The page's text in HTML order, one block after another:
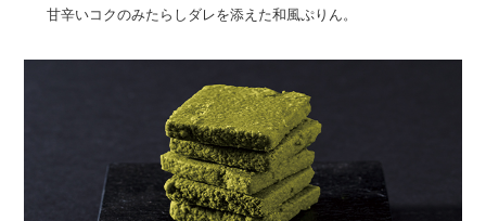
甘辛いコクのみたらしダレを添えた和風ぷりん。